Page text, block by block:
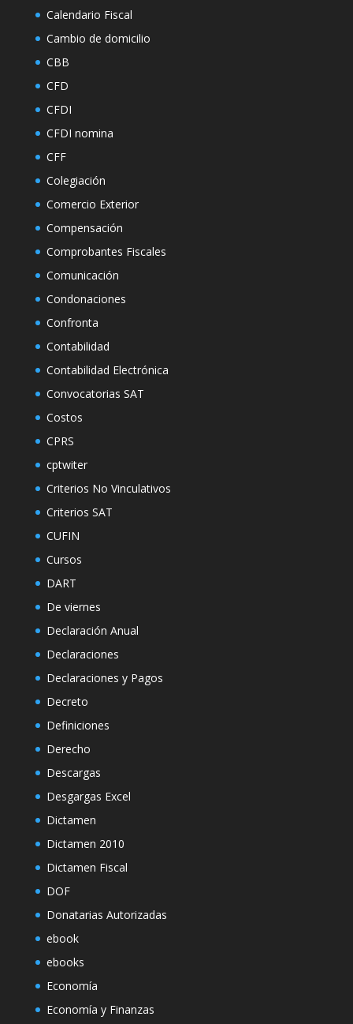
Calendario Fiscal
Cambio de domicilio
CBB
CFD
CFDI
CFDI nomina
CFF
Colegiación
Comercio Exterior
Compensación
Comprobantes Fiscales
Comunicación
Condonaciones
Confronta
Contabilidad
Contabilidad Electrónica
Convocatorias SAT
Costos
CPRS
cptwiter
Criterios No Vinculativos
Criterios SAT
CUFIN
Cursos
DART
De viernes
Declaración Anual
Declaraciones
Declaraciones y Pagos
Decreto
Definiciones
Derecho
Descargas
Desgargas Excel
Dictamen
Dictamen 2010
Dictamen Fiscal
DOF
Donatarias Autorizadas
ebook
ebooks
Economía
Economía y Finanzas